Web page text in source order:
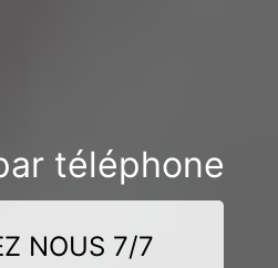
téléphone
NOUS 7/7